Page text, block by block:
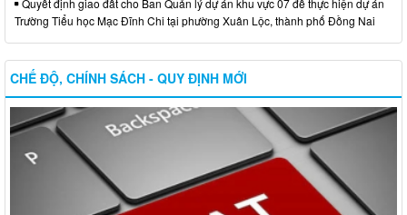
Quyết định giao đất cho Ban Quản lý dự án khu vực 07 để thực hiện dự án
Trường Tiểu học Mạc Đĩnh Chi tại phường Xuân Lộc, thành phố Đồng Nai
CHẾ ĐỘ, CHÍNH SÁCH - QUY ĐỊNH MỚI